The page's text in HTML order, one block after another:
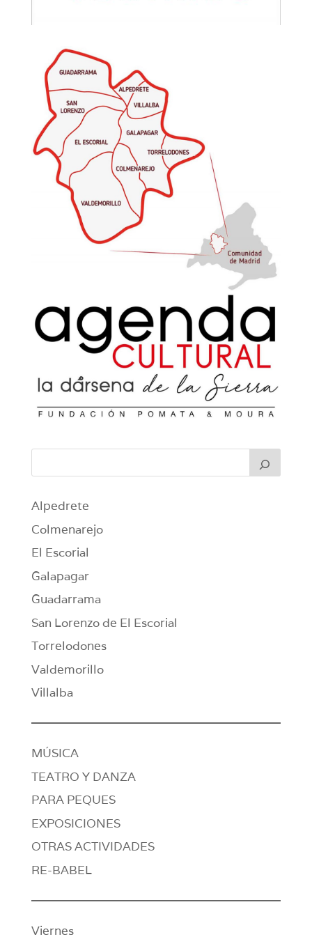
Alpedrete
Colmenarejo
El Escorial
Galapagar
Guadarrama
San Lorenzo de El Escorial
Torrelodones
Valdemorillo
Villalba
MÚSICA
TEATRO Y DANZA
PARA PEQUES
EXPOSICIONES
OTRAS ACTIVIDADES
RE-BABEL
Viernes